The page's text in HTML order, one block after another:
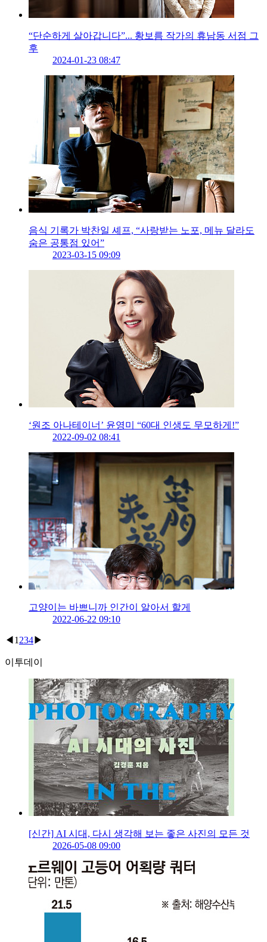
“단순하게 살아갑니다”... 황보름 작가의 휴남동 서점 그
후
2024-01-23 08:47
음식 기록가 박찬일 셰프, “사랑받는 노포, 메뉴 달라도
숨은 공통점 있어”
2023-03-15 09:09
‘원조 아나테이너’ 윤영미 “60대 인생도 무모하게!”
2022-09-02 08:41
고양이는 바쁘니까 인간이 알아서 할게
2022-06-22 09:10
◀ 1 234▶
이투데이
[신간] AI 시대, 다시 생각해 보는 좋은 사진의 모든 것
2026-05-08 09:00